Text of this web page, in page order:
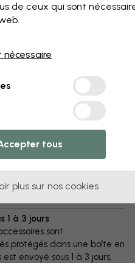
1 à 3 jours
sont
protégés dans une boîte en
envoyé sous 1 à 3 jours,
de ceux qui sont
nécessaire
tous
plus sur nos cookies